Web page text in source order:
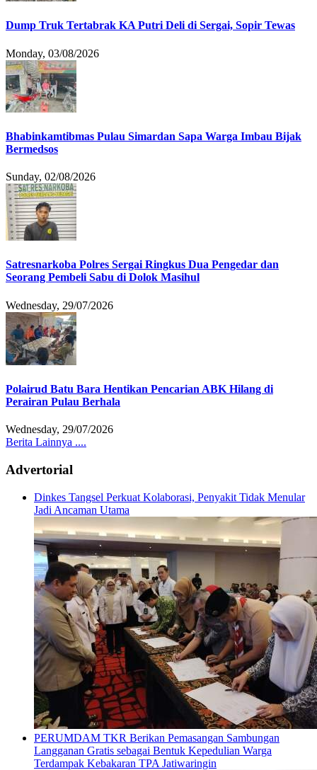
Dump Truk Tertabrak KA Putri Deli di Sergai, Sopir Tewas
Monday, 03/08/2026
Bhabinkamtibmas Pulau Simardan Sapa Warga Imbau Bijak
Bermedsos
Sunday, 02/08/2026
Satresnarkoba Polres Sergai Ringkus Dua Pengedar dan
Seorang Pembeli Sabu di Dolok Masihul
Wednesday, 29/07/2026
Polairud Batu Bara Hentikan Pencarian ABK Hilang di
Perairan Pulau Berhala
Wednesday, 29/07/2026
Berita Lainnya ....
Advertorial
Dinkes Tangsel Perkuat Kolaborasi, Penyakit Tidak Menular
Jadi Ancaman Utama
PERUMDAM TKR Berikan Pemasangan Sambungan
Langganan Gratis sebagai Bentuk Kepedulian Warga
Terdampak Kebakaran TPA Jatiwaringin